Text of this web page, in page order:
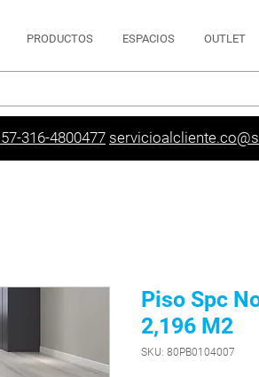
PRODUCTOS ESPACIOS OUTLET
316-4800477
Piso Spc
2,196 M2
SKU: 80PB0104007